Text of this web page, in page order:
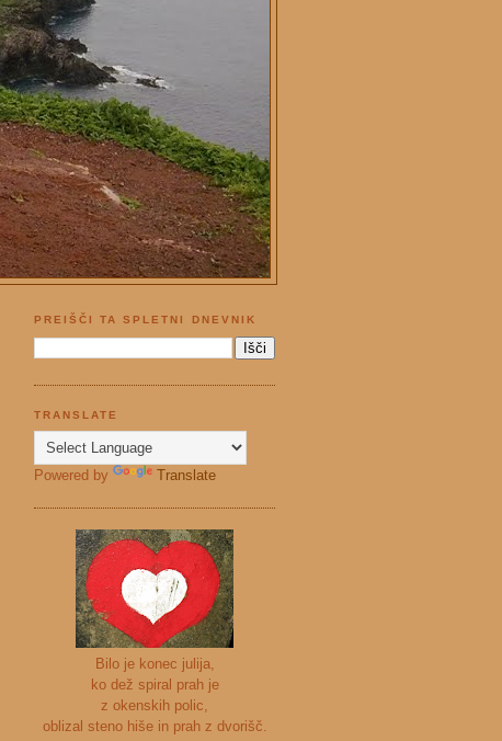
PREIŠČI TA SPLETNI DNEVNIK
TRANSLATE
Powered by Translate
Bilo je konec julija,
ko dež spiral prah je
z okenskih polic,
oblizal steno hiše in prah z dvorišč.